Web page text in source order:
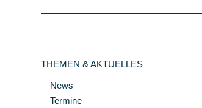
THEMEN & AKTUELLES
News
Termine